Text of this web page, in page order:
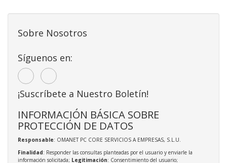
Sobre Nosotros
Síguenos en:
¡Suscríbete a Nuestro Boletín!
INFORMACIÓN BÁSICA SOBRE
PROTECCIÓN DE DATOS
Responsable: OMANET PC CORE SERVICIOS A EMPRESAS, S.L.U.
Finalidad: Responder las consultas planteadas por el usuario y enviarle la
información solicitada; Legitimación: Consentimiento del usuario;